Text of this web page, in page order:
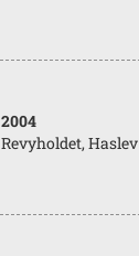
2004
Revyholdet, Haslev